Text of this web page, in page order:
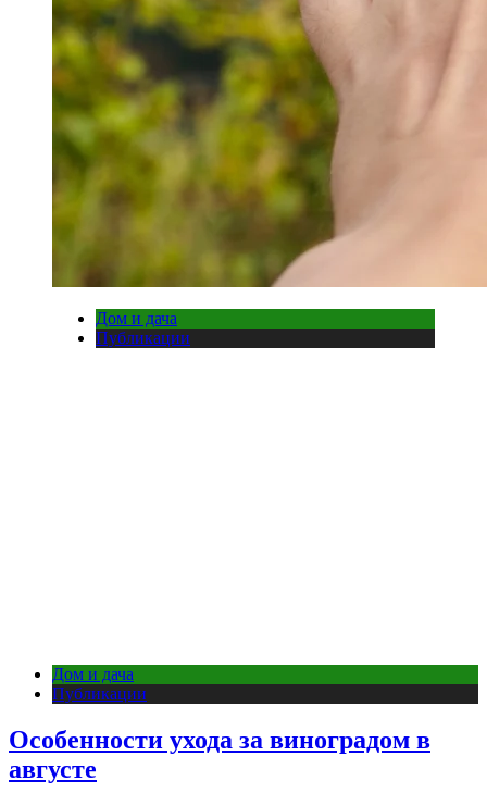
Дом и дача
Публикации
Дом и дача
Публикации
Особенности ухода за виноградом в
августе